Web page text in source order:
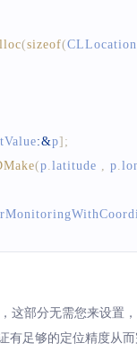
(sizeof(
:&p] ;
(p latitude p
这部分无需您来设置
有足够的定位精度从